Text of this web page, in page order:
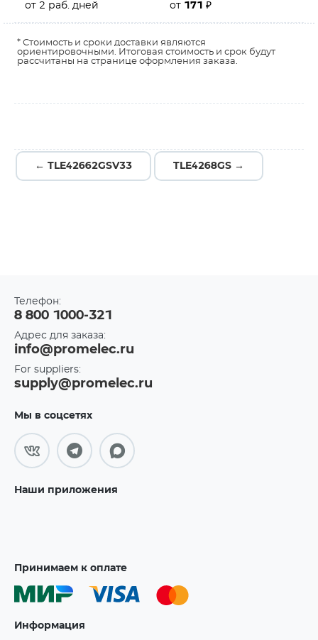
от 2 раб. дней от 171 ₽
* Стоимость и сроки доставки являются
ориентировочными. Итоговая стоимость и срок будут
рассчитаны на странице оформления заказа.
← TLE42662GSV33 TLE4268GS →
Телефон:
8 800 1000-321
Адрес для заказа:
info@promelec.ru
For suppliers:
supply@promelec.ru
Мы в соцсетях
Наши приложения
Принимаем к оплате
Информация